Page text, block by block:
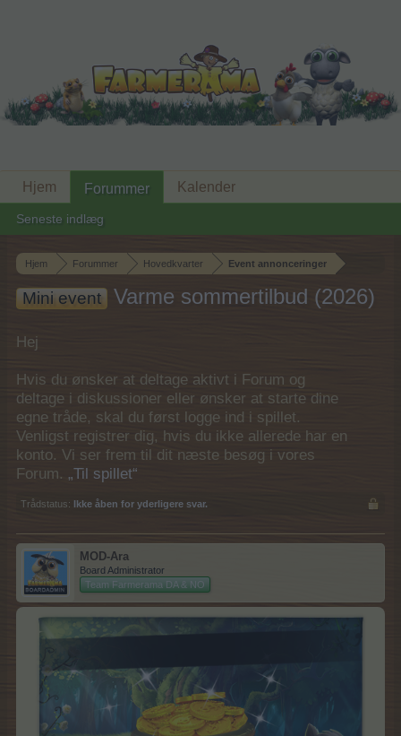
Hjem Forummer Hovedkvarter Event annonceringer
Mini event Varme sommertilbud (2026)
Hej
Hvis du ønsker at deltage aktivt i Forum og
deltage i diskussioner eller ønsker at starte dine
egne tråde, skal du først logge ind i spillet.
Venligst registrer dig, hvis du ikke allerede har en
konto. Vi ser frem til dit næste besøg i vores
Forum. „Til spillet“
Trådstatus: Ikke åben for yderligere svar.
MOD-Ara
Board Administrator
Team Farmerama DA & NO
Hjem Forummer
Seneste indlæg
Kalender